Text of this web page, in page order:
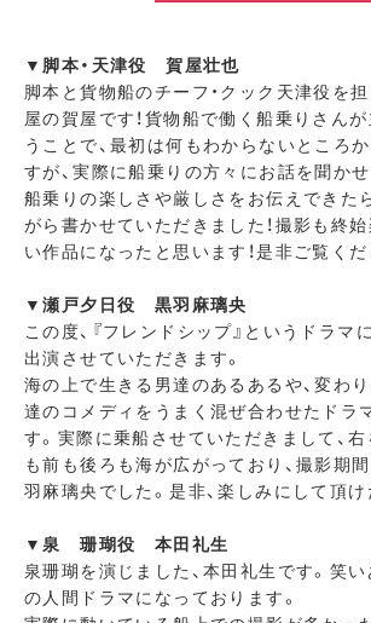
▼脚本・天津役 賀屋壮也
脚本と貨物船のチーフ・クック天津役を
屋の賀屋です！貨物船で働く船乗りさん
うことで、最初は何もわからないところ
すが、実際に船乗りの方々にお話を聞かせ
船乗りの楽しさや厳しさをお伝えできた
がら書かせていただきました！撮影も終始
い作品になったと思います！是非ご覧くだ
▼瀬戸夕日役 黒羽麻璃央
この度、『フレンドシップ』というドラマ
出演させていただきます。
海の上で生きる男達のあるあるや、変わ
達のコメディをうまく混ぜ合わせたドラ
す。実際に乗船させていただきまして、
も前も後ろも海が広がっており、撮影期
羽麻璃央でした。是非、楽しみにして頂け
▼泉 珊瑚役 本田礼生
泉珊瑚を演じました、本田礼生です。笑
の人間ドラマになっております。